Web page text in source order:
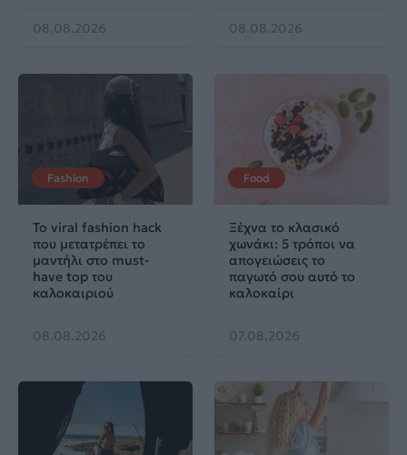
08.08.2026 08.08.2026
Fashion
Το viral fashion hack
που μετατρέπει το
μαντήλι στο must-
have top του
καλοκαιριού
08.08.2026
Food
Ξέχνα το κλασικό
χωνάκι: 5 τρόποι να
απογειώσεις το
παγωτό σου αυτό το
καλοκαίρι
07.08.2026